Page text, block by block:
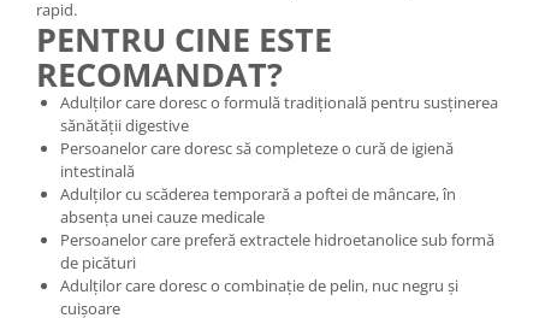
rapid.
PENTRU CINE ESTE
RECOMANDAT?
Adulților care doresc o formulă tradițională pentru susținerea
sănătății digestive
Persoanelor care doresc să completeze o cură de igienă
intestinală
Adulților cu scăderea temporară a poftei de mâncare, în
absența unei cauze medicale
Persoanelor care preferă extractele hidroetanolice sub formă
de picături
Adulților care doresc o combinație de pelin, nuc negru și
cuișoare